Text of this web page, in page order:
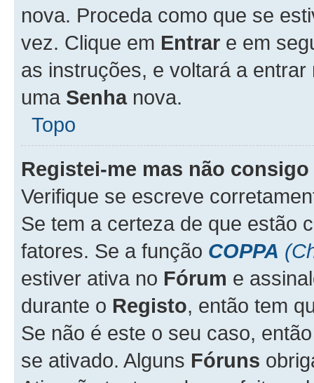
nova. Proceda como que se
vez. Clique em Entrar e em
as instruções, e voltará a
uma Senhanova.
Topo
Registei-me mas não
Verifique se escreve
Se tem a certeza de que estão
fatores. Se a função COPPA
estiver ativa no Fórum e
durante o Registo, então tem
Se não é este o seu caso,
se ativado. Alguns Fóruns